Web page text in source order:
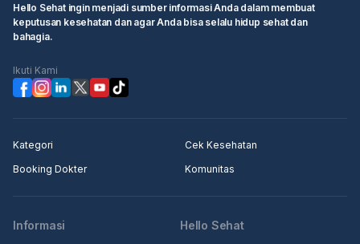
085122668890 Lampung,Wa 085122668890 dan
Balikpapan.Wa 085122668890
Hello Sehat ingin menjadi sumber informasi Anda dalam membuat
keputusan kesehatan dan agar Anda bisa selalu hidup sehat dan
bahagia.
Ikuti Kami
Kategori
Cek Kesehatan
Booking Dokter
Komunitas
Informasi Hello Sehat